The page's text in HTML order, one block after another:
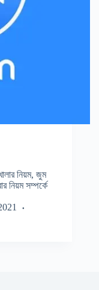
নিয়ম, জুম
নিয়ম সম্পর্কে